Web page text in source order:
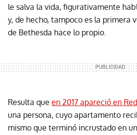
le salva la vida, figurativamente
y, de hecho, tampoco es la primera
de Bethesda hace lo propio.
Resulta que en 2017 apareció en
una persona, cuyo apartamento
mismo que terminó incrustado en